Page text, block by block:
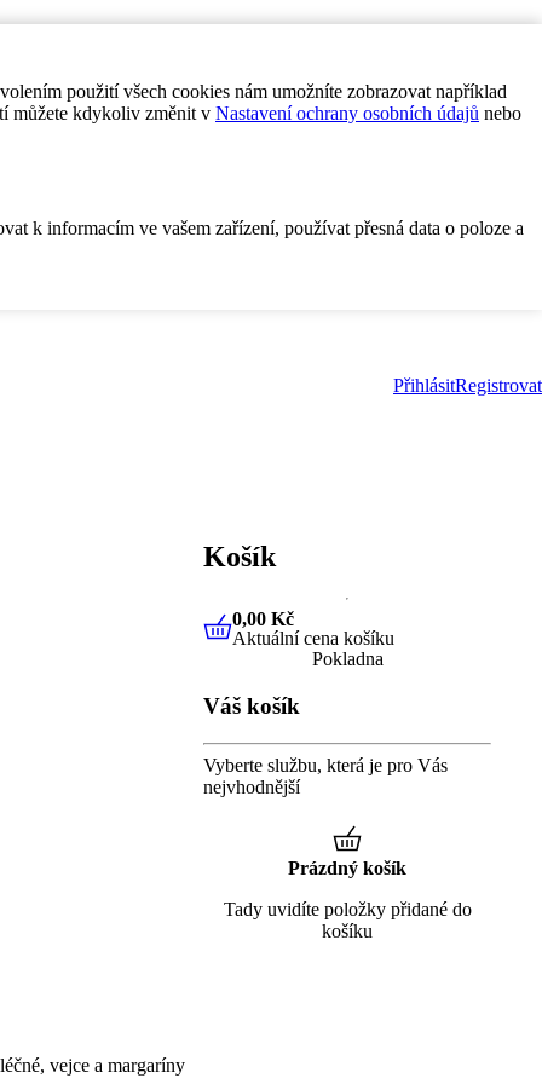
použití všech cookies nám umožníte zobrazovat například
můžete kdykoliv změnit v Nastavení ochrany osobních údajů nebo
k informacím ve vašem zařízení, používat přesná data o poloze a
PřihlásitRegistrovat
vejce a margaríny
Košík
0,00 KčAktuální cena košíku
0,00 Kč
Aktuální cena košíku
Pokladna
Váš košík
Vyberte službu, která je pro Vás
nejvhodnější
Prázdný košík
Tady uvidíte položky přidané do
košíku